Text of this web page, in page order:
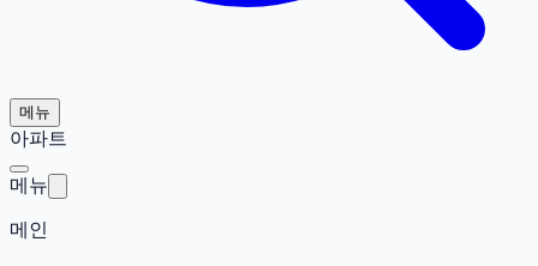
메뉴
아파트
메뉴
메인